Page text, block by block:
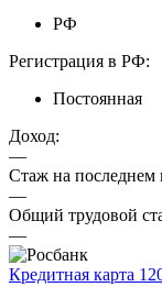
РФ
Регистрация в РФ:
Постоянная
Доход:
—
Стаж на последнем
—
Общий трудовой
—
Кредитная карта